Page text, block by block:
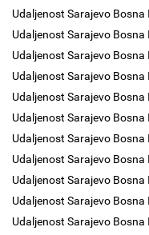
Udaljenost Sarajevo
Udaljenost Sarajevo
Udaljenost Sarajevo
Udaljenost Sarajevo
Udaljenost Sarajevo
Udaljenost Sarajevo
Udaljenost Sarajevo
Udaljenost Sarajevo
Udaljenost Sarajevo
Udaljenost Sarajevo
Udaljenost Sarajevo